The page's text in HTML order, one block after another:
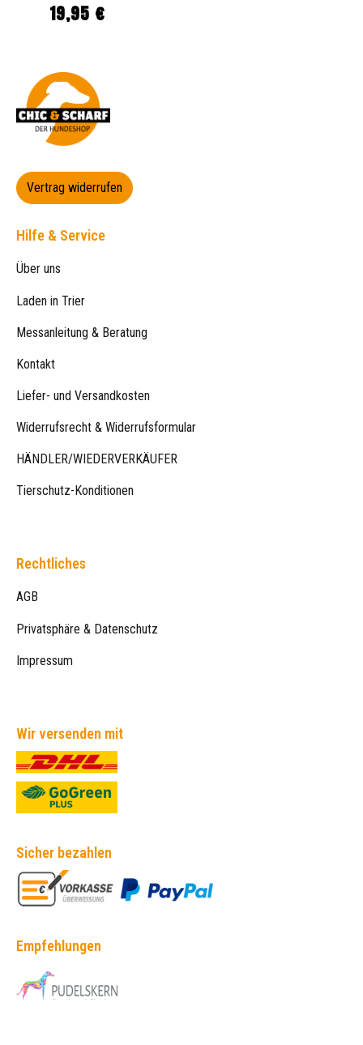
Regulärer Preis:
19,95 €
Vertrag widerrufen
Hilfe & Service
Über uns
Laden in Trier
Messanleitung & Beratung
Kontakt
Liefer- und Versandkosten
Widerrufsrecht & Widerrufsformular
HÄNDLER/WIEDERVERKÄUFER
Tierschutz-Konditionen
Rechtliches
AGB
Privatsphäre & Datenschutz
Impressum
Wir versenden mit
Sicher bezahlen
Empfehlungen